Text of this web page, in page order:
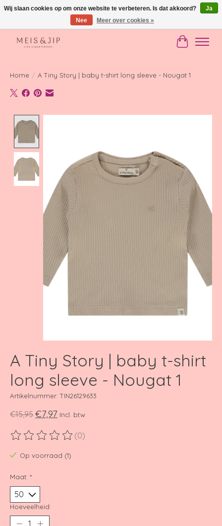
Gratis verzending in NL vanaf €150
Home / A Tiny Story | baby t-shirt long sleeve - Nougat 1
A Tiny Story | baby t-shirt
long sleeve - Nougat 1
Artikelnummer: TIN26129633
€15,95 €7,97 Incl. btw
De beoordeling van dit product is
(0)
Op voorraad (1)
Maat: *
Hoeveelheid:
Wij slaan cookies op om onze website te verbeteren. Is dat akkoord?
Ja
Nee
Meer over cookies »